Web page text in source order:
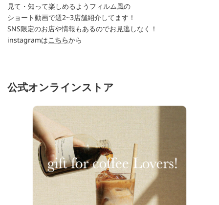
見て・知って楽しめるようフィルム風の
ショート動画で週2~3店舗紹介してます！
SNS限定のお店や情報もあるのでお見逃しなく！
instagramはこちらから
公式オンラインストア